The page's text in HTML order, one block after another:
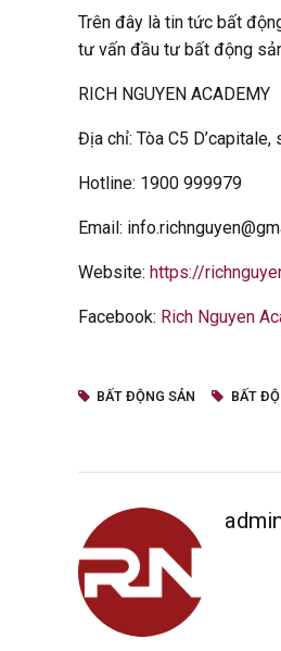
Trên đây là tin tức bất
tư vấn đầu tư bất động
RICH NGUYEN ACADEMY
Địa chỉ: Tòa C5
Hotline: 1900 999979
Email:
Website: https://
Facebook: Rich Nguyen
BẤT ĐỘNG SẢN BẤT